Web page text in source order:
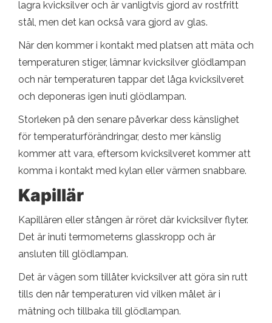
lagra kvicksilver och är vanligtvis gjord av rostfritt
stål, men det kan också vara gjord av glas.
När den kommer i kontakt med platsen att mäta och
temperaturen stiger, lämnar kvicksilver glödlampan
och när temperaturen tappar det låga kvicksilveret
och deponeras igen inuti glödlampan.
Storleken på den senare påverkar dess känslighet
för temperaturförändringar, desto mer känslig
kommer att vara, eftersom kvicksilveret kommer att
komma i kontakt med kylan eller värmen snabbare.
Kapillär
Kapillären eller stången är röret där kvicksilver flyter.
Det är inuti termometerns glasskropp och är
ansluten till glödlampan.
Det är vägen som tillåter kvicksilver att göra sin rutt
tills den når temperaturen vid vilken målet är i
mätning och tillbaka till glödlampan.